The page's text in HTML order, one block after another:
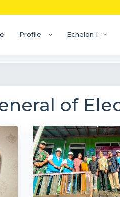
Profile Echelon I
of